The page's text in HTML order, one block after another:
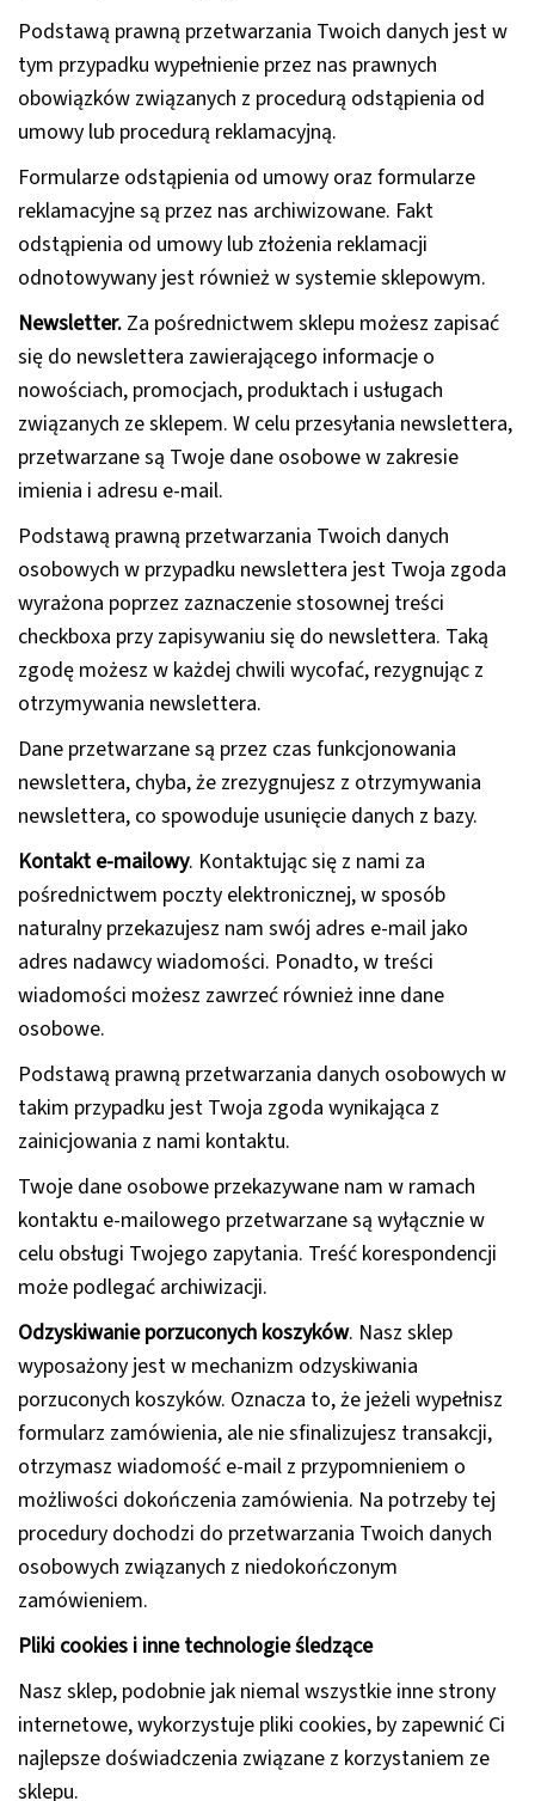
Podstawą prawną przetwarzania Twoich danych jest w
tym przypadku wypełnienie przez nas prawnych
obowiązków związanych z procedurą odstąpienia od
umowy lub procedurą reklamacyjną.
Formularze odstąpienia od umowy oraz formularze
reklamacyjne są przez nas archiwizowane. Fakt
odstąpienia od umowy lub złożenia reklamacji
odnotowywany jest również w systemie sklepowym.
Newsletter. Za pośrednictwem sklepu możesz zapisać
się do newslettera zawierającego informacje o
nowościach, promocjach, produktach i usługach
związanych ze sklepem. W celu przesyłania newslettera,
przetwarzane są Twoje dane osobowe w zakresie
imienia i adresu e-mail.
Podstawą prawną przetwarzania Twoich danych
osobowych w przypadku newslettera jest Twoja zgoda
wyrażona poprzez zaznaczenie stosownej treści
checkboxa przy zapisywaniu się do newslettera. Taką
zgodę możesz w każdej chwili wycofać, rezygnując z
otrzymywania newslettera.
Dane przetwarzane są przez czas funkcjonowania
newslettera, chyba, że zrezygnujesz z otrzymywania
newslettera, co spowoduje usunięcie danych z bazy.
Kontakt e-mailowy. Kontaktując się z nami za
pośrednictwem poczty elektronicznej, w sposób
naturalny przekazujesz nam swój adres e-mail jako
adres nadawcy wiadomości. Ponadto, w treści
wiadomości możesz zawrzeć również inne dane
osobowe.
Podstawą prawną przetwarzania danych osobowych w
takim przypadku jest Twoja zgoda wynikająca z
zainicjowania z nami kontaktu.
Twoje dane osobowe przekazywane nam w ramach
kontaktu e-mailowego przetwarzane są wyłącznie w
celu obsługi Twojego zapytania. Treść korespondencji
może podlegać archiwizacji.
Odzyskiwanie porzuconych koszyków. Nasz sklep
wyposażony jest w mechanizm odzyskiwania
porzuconych koszyków. Oznacza to, że jeżeli wypełnisz
formularz zamówienia, ale nie sfinalizujesz transakcji,
otrzymasz wiadomość e-mail z przypomnieniem o
możliwości dokończenia zamówienia. Na potrzeby tej
procedury dochodzi do przetwarzania Twoich danych
osobowych związanych z niedokończonym
zamówieniem.
Pliki cookies i inne technologie śledzące
Nasz sklep, podobnie jak niemal wszystkie inne strony
internetowe, wykorzystuje pliki cookies, by zapewnić Ci
najlepsze doświadczenia związane z korzystaniem ze
sklepu.